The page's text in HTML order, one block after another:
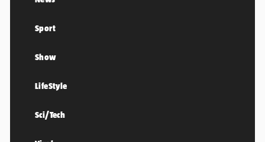
Sport
Show
LifeStyle
Sci/Tech